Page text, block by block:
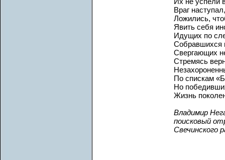
Враг
Ложились,
Явить себя
Идущих по
Собравшихся
Свергающих
Стремясь
По спискам
Но
Жизнь
Владимир
поисковый
Свечинского